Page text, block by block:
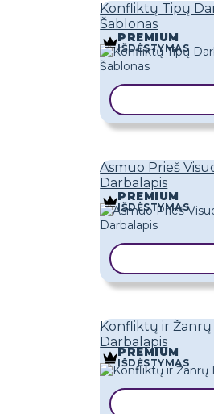
Konfliktų Tipų
Šablonas
PREMIUM
IŠDĖSTYMAS
Asmuo Prieš
Darbalapis
PREMIUM
IŠDĖSTYMAS
Konfliktų ir Žanrų
Darbalapis
PREMIUM
IŠDĖSTYMAS